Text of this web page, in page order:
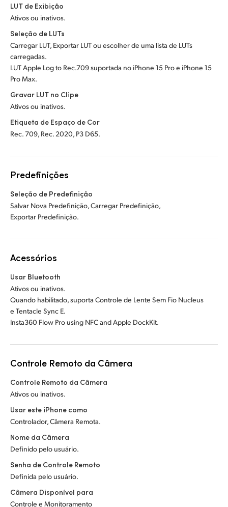
LUT de Exibição
Ativos ou inativos.
Seleção de LUTs
Carregar LUT, Exportar LUT ou escolher de uma lista de LUTs
carregadas.
LUT Apple Log to Rec.709 suportada no iPhone 15 Pro e iPhone 15
Pro Max.
Gravar LUT no Clipe
Ativos ou inativos.
Etiqueta de Espaço de Cor
Rec. 709, Rec. 2020, P3 D65.
Predefinições
Seleção de Predefinição
Salvar Nova Predefinição, Carregar Predefinição,
Exportar Predefinição.
Acessórios
Usar Bluetooth
Ativos ou inativos.
Quando habilitado, suporta Controle de Lente Sem Fio Nucleus
e Tentacle Sync E.
Insta360 Flow Pro using NFC and Apple DockKit.
Controle Remoto da Câmera
Controle Remoto da Câmera
Ativos ou inativos.
Usar este iPhone como
Controlador, Câmera Remota.
Nome da Câmera
Definido pelo usuário.
Senha de Controle Remoto
Definida pelo usuário.
Câmera Disponível para
Controle e Monitoramento